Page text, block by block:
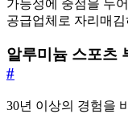
가능성에 중점을 두
공급업체로 자리매
알루미늄 스포츠
#
30년 이상의 경험을